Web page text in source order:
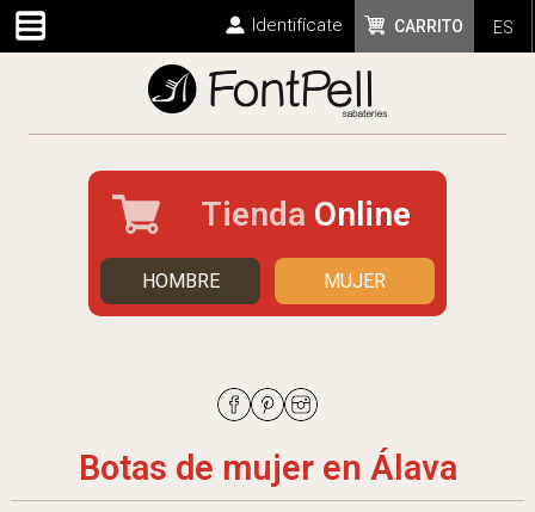
ES
CARRITO
Identifícate
Tienda Online
HOMBRE MUJER
Botas de mujer en Álava